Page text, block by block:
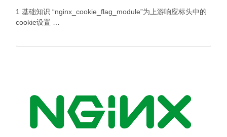
1 基础知识 “nginx_cookie_flag_module”为上游响应标头中的
cookie设置 …